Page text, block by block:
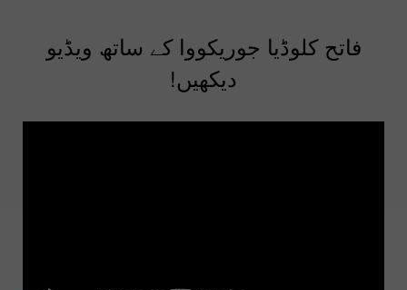
فاتح کلوڈیا جوریکووا کے ساتھ ویڈیو
دیکھیں!